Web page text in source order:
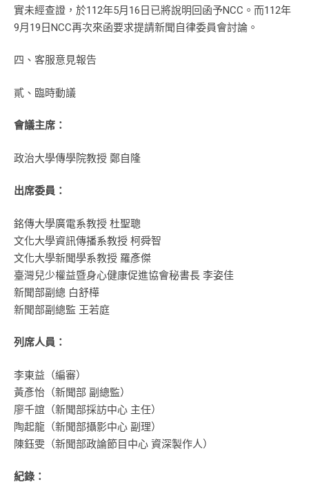
實未經查證，於112年5月16日已將說明回函予NCC。而112年
9月19日NCC再次來函要求提請新聞自律委員會討論。
四、客服意見報告
貳、臨時動議
會議主席：
政治大學傳學院教授 鄭自隆
出席委員：
銘傳大學廣電系教授 杜聖聰
文化大學資訊傳播系教授 柯舜智
文化大學新聞學系教授 羅彥傑
臺灣兒少權益暨身心健康促進協會秘書長 李姿佳
新聞部副總 白舒樺
新聞部副總監 王若庭
列席人員：
李東益（編審）
黃彥怡（新聞部 副總監）
廖千誼（新聞部採訪中心 主任）
陶起龍（新聞部攝影中心 副理）
陳鈺雯（新聞部政論節目中心 資深製作人）
紀錄：